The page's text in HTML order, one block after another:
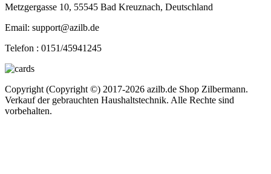
Metzgergasse 10, 55545 Bad Kreuznach, Deutschland
Email: support@azilb.de
Telefon : 0151/45941245
Copyright (Copyright ©) 2017-2026 azilb.de Shop Zilbermann.
Verkauf der gebrauchten Haushaltstechnik. Alle Rechte sind
vorbehalten.